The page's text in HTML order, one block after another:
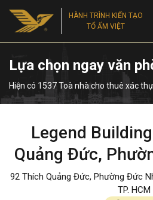
HÀNH TRÌNH KIẾN TẠO
TỔ ẤM VIỆT
Lựa chọn ngay văn
Hiện có 1537 Toà nhà cho thuê xác
Legend
Quảng Đức,
92 Thích Quảng Đức, Phường Đức
TP. HCM